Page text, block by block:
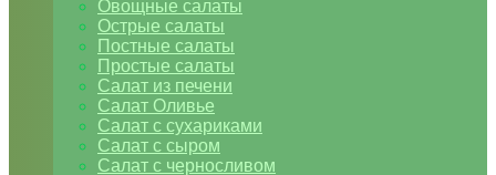
Овощные салаты
Острые салаты
Постные салаты
Простые салаты
Салат из печени
Салат Оливье
Салат с сухариками
Салат с сыром
Салат с черносливом